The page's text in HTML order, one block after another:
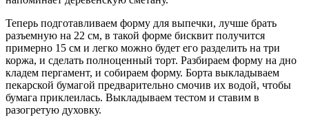
Теперь подготавливаем форму для выпечки, лучше брать
разъемную на 22 см, в такой форме бисквит получится
примерно 15 см и легко можно будет его разделить на три
коржа, и сделать полноценный торт. Разбираем форму на дно
кладем пергамент, и собираем форму. Борта выкладываем
пекарской бумагой предварительно смочив их водой, чтобы
бумага приклеилась. Выкладываем тестом и ставим в
разогретую духовку.